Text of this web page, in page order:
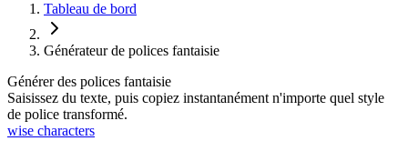
Tableau de bord
Générateur de polices fantaisie
Générer des polices fantaisie
Saisissez du texte, puis copiez instantanément n'importe quel style
de police transformé.
wise characters